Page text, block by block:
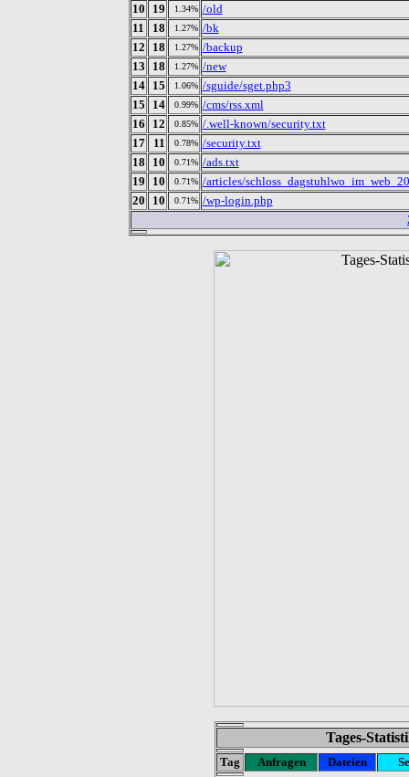
10
19 1.34% /old
11
18 1.27% /bk
12
18 1.27% /backup
13
18 1.27% /new
14
15 1.06% /sguide/sget.php3
15
14 0.99% /cms/rss.xml
16
12 0.85% /.well-known/security.txt
17
11 0.78% /security.txt
18
10 0.71% /ads.txt
19
10 0.71% /articles/
20
10 0.71% /wp-login.php
Tages-
Tag Anfragen Dateien